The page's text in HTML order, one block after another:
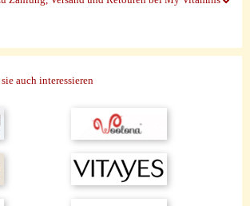
auch interessieren